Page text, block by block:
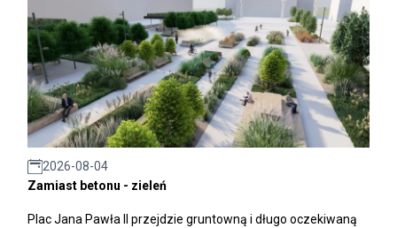
2026-08-04
Zamiast betonu - zieleń
Plac Jana Pawła II przejdzie gruntowną i długo oczekiwaną